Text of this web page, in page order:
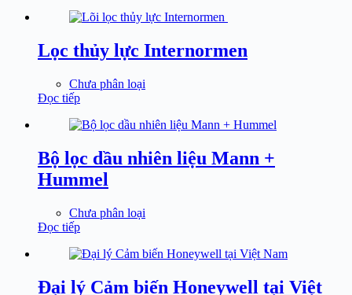
Lọc thủy lực Internormen
Chưa phân loại
Đọc tiếp
Bộ lọc dầu nhiên liệu Mann +
Hummel
Chưa phân loại
Đọc tiếp
Đại lý Cảm biến Honeywell tại Việt